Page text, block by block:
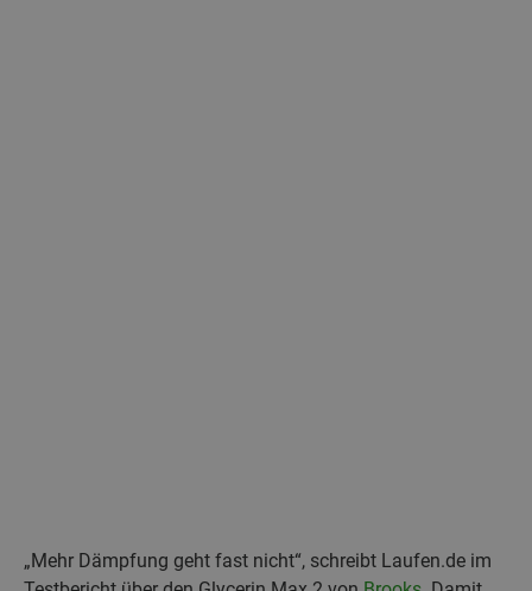
„Mehr Dämpfung geht fast nicht“, schreibt Laufen.de im